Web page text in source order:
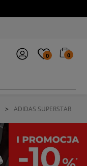
0 0
> ADIDAS SUPERSTAR